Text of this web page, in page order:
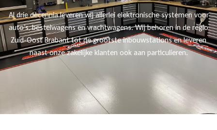
Al drie decennia leveren wij allerlei elektronische systemen voor
auto’s, bestelwagens en vrachtwagens. Wij behoren in de regio
Zuid-Oost Brabant tot de grootste inbouwstations en leveren
naast onze zakelijke klanten ook aan particulieren.